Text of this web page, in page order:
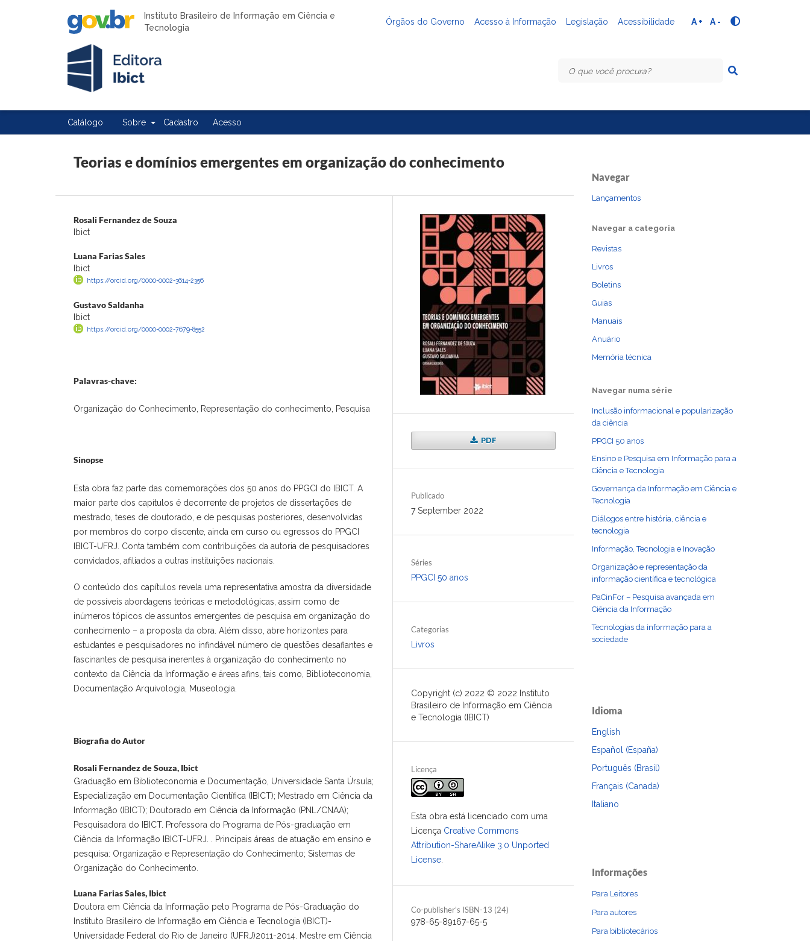
Instituto Brasileiro de Informação em Ciência e
Tecnologia
Órgãos do Governo Acesso à Informação Legislação Acessibilidade A + A -
Catálogo Sobre Cadastro Acesso
Teorias e domínios emergentes em organização do conhecimento
Rosali Fernandez de Souza
Ibict
Luana Farias Sales
Ibict
https://orcid.org/0000-0002-3614-2356
Gustavo Saldanha
Ibict
https://orcid.org/0000-0002-7679-8552
Palavras-chave:
Organização do Conhecimento, Representação do conhecimento, Pesquisa
Sinopse
Esta obra faz parte das comemorações dos 50 anos do PPGCI do IBICT. A
maior parte dos capítulos é decorrente de projetos de dissertações de
mestrado, teses de doutorado, e de pesquisas posteriores, desenvolvidas
por membros do corpo discente, ainda em curso ou egressos do PPGCI
IBICT-UFRJ. Conta também com contribuições da autoria de pesquisadores
convidados, afiliados a outras instituições nacionais.
O conteúdo dos capítulos revela uma representativa amostra da diversidade
de possíveis abordagens teóricas e metodológicas, assim como de
inúmeros tópicos de assuntos emergentes de pesquisa em organização do
conhecimento – a proposta da obra. Além disso, abre horizontes para
estudantes e pesquisadores no infindável número de questões desafiantes e
fascinantes de pesquisa inerentes à organização do conhecimento no
contexto da Ciência da Informação e áreas afins, tais como, Biblioteconomia,
Documentação Arquivologia, Museologia.
Biografia do Autor
Rosali Fernandez de Souza, Ibict
Graduação em Biblioteconomia e Documentação, Universidade Santa Úrsula;
Especialização em Documentação Científica (IBICT); Mestrado em Ciência da
Informação (IBICT); Doutorado em Ciência da Informação (PNL/CNAA);
Pesquisadora do IBICT. Professora do Programa de Pós-graduação em
Ciência da Informação IBICT-UFRJ. . Principais áreas de atuação em ensino e
pesquisa: Organização e Representação do Conhecimento; Sistemas de
Organização do Conhecimento.
Luana Farias Sales, Ibict
Doutora em Ciência da Informação pelo Programa de Pós-Graduação do
Instituto Brasileiro de Informação em Ciência e Tecnologia (IBICT)-
Universidade Federal do Rio de Janeiro (UFRJ)2011-2014. Mestre em Ciência
PDF
Publicado
7 September 2022
Séries
PPGCI 50 anos
Categorias
Livros
Copyright (c) 2022 © 2022 Instituto
Brasileiro de Informação em Ciência
e Tecnologia (IBICT)
Licença
Esta obra está licenciado com uma
Licença Creative Commons
Attribution-ShareAlike 3.0 Unported
License
Co-publisher's ISBN-13 (24)
978-65-89167-65-5
Navegar
Lançamentos
Navegar a categoria
Revistas
Livros
Boletins
Guias
Manuais
Anuário
Memória técnica
Navegar numa série
Inclusão informacional e popularização
da ciência
PPGCI 50 anos
Ensino e Pesquisa em Informação para a
Ciência e Tecnologia
Governança da Informação em Ciência e
Tecnologia
Diálogos entre história, ciência e
tecnologia
Informação, Tecnologia e Inovação
Organização e representação da
informação científica e tecnológica
PaCinFor – Pesquisa avançada em
Ciência da Informação
Tecnologias da informação para a
sociedade
Idioma
English
Español (España)
Português (Brasil)
Français (Canada)
Italiano
Informações
Para Leitores
Para autores
Para bibliotecários